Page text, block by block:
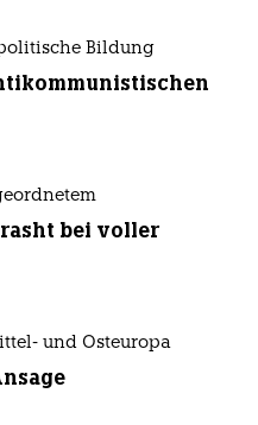
Bildung
bei voller
und Osteuropa